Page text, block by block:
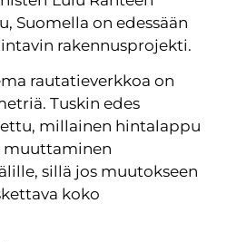
Suomella on edessään
rakennusprojekti.
rautatieverkkoa on
Tuskin edes
millainen hintalappu
muuttaminen
sillä jos muutokseen
koko